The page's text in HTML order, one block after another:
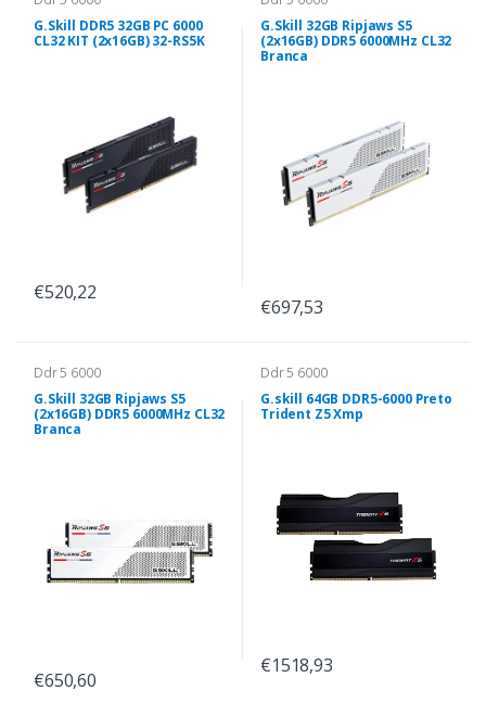
G.Skill DDR5 32GB PC 6000
CL32 KIT (2x16GB) 32-RS5K
€520,22
G.Skill 32GB Ripjaws S5
(2x16GB) DDR5 6000MHz CL32
Branca
€697,53
Ddr 5 6000
G.Skill 32GB Ripjaws S5
(2x16GB) DDR5 6000MHz CL32
Branca
€650,60
Ddr 5 6000
G.skill 64GB DDR5-6000 Preto
Trident Z5 Xmp
€1518,93